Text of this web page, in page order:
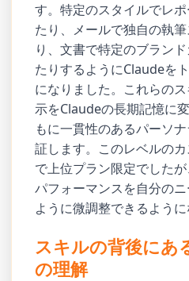
す。特定のスタイルでレ
たり、メールで独自の執
り、文書で特定のブラン
たりするようにClaudeを
になりました。これらの
示をClaudeの長期記憶に
もに一貫性のあるパーソ
証します。このレベルの
で上位プラン限定でした
パフォーマンスを自分の
ように微調整できるように
スキルの背後にあ
の理解